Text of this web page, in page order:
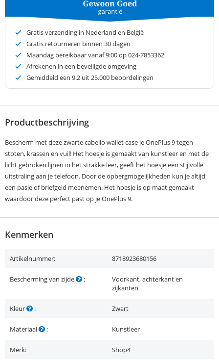
Gratis verzending in Nederland en België
Gratis retourneren binnen 30 dagen
Maandag bereikbaar vanaf 9:00 op 024-7853362
Afrekenen in een beveiligde omgeving
Gemiddeld een 9.2 uit 25.000 beoordelingen
Productbeschrijving
Bescherm met deze zwarte cabello wallet case je OnePlus 9 tegen
stoten, krassen en vuil! Het hoesje is gemaakt van kunstleer en met de
licht gebroken lijnen in het strakke leer, geeft het hoesje een stijlvolle
uitstraling aan je telefoon. Door de opbergmogelijkheden kun je altijd
een pasje of briefgeld meenemen. Het hoesje is op maat gemaakt
waardoor deze perfect past op je OnePlus 9.
Kenmerken
Artikelnummer: 8718923680156
Bescherming van zijde :
Voorkant, achterkant en
zijkanten
Kleur : Zwart
Materiaal : Kunstleer
Merk: Shop4